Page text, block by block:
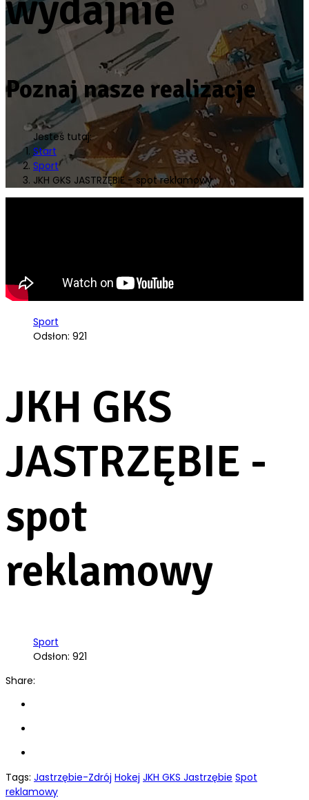
Poznaj nasze realizacje
Jesteś tutaj:
Start
Sport
JKH GKS JASTRZĘBIE - spot reklamowy
Sport
Odsłon: 921
JKH GKS
JASTRZĘBIE -
spot
reklamowy
Sport
Odsłon: 921
Share:
Tags: Jastrzębie-Zdrój Hokej JKH GKS Jastrzębie Spot
reklamowy